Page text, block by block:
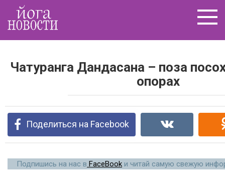
Перейти
контенту
Чатуранга Дандасана – поза
опорах
Поделиться на Facebook
Подпишись на нас в FaceBook и читай самую свежую